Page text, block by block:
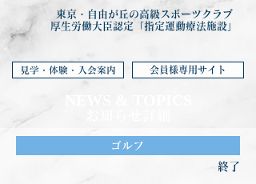
東京・自由が丘の高級スポーツクラブ
厚生労働大臣認定「指定運動療法施設」
見学・体験・入会案内 会員様専用サイト
ゴルフ
終了